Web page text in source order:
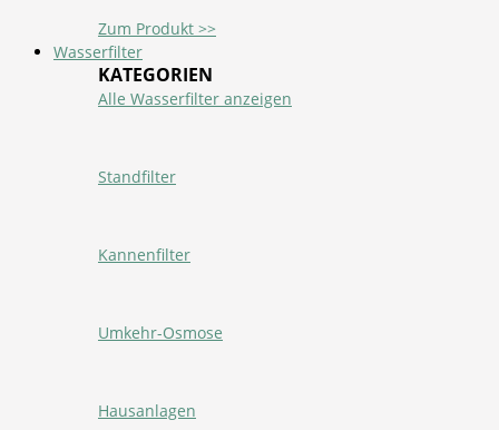
Zum Produkt >>
Wasserfilter
KATEGORIEN
Alle Wasserfilter anzeigen
Standfilter
Kannenfilter
Umkehr-Osmose
Hausanlagen